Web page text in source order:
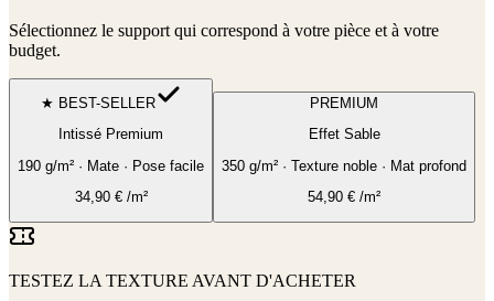
Sélectionnez le support qui correspond à votre pièce et à votre
budget.
★ BEST-SELLER
Intissé Premium
190 g/m² · Mate · Pose facile
34,90€/m²
PREMIUM
Effet Sable
350 g/m² · Texture noble · Mat profond
54,90 € /m²
TESTEZ LA TEXTURE AVANT D'ACHETER